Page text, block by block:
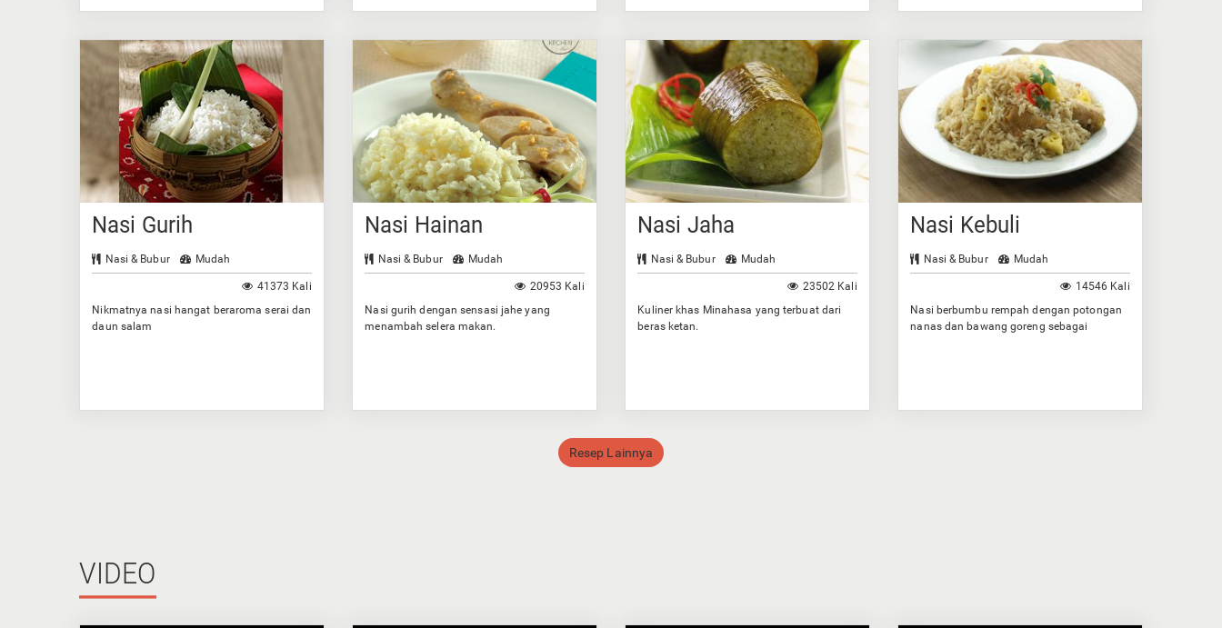
Nasi Gurih
Nasi & Bubur Mudah
41373 Kali
Nikmatnya nasi hangat beraroma serai dan
daun salam
Nasi Hainan
Nasi & Bubur Mudah
20953 Kali
Nasi gurih dengan sensasi jahe yang
menambah selera makan.
Nasi Jaha
Nasi & Bubur Mudah
23502 Kali
Kuliner khas Minahasa yang terbuat dari
beras ketan.
Nasi Kebuli
Nasi & Bubur Mudah
14546 Kali
Nasi berbumbu rempah dengan potongan
nanas dan bawang goreng sebagai
Resep Lainnya
VIDEO